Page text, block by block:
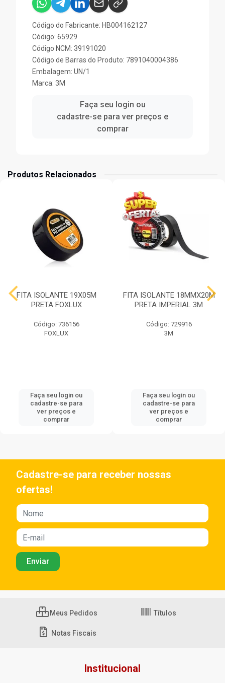
Código do Fabricante: HB004162127
Código: 65929
Código NCM: 39191020
Código de Barras do Produto: 7891040004386
Embalagem: UN/1
Marca: 3M
Faça seu login ou
cadastre-se para ver preços e
comprar
Produtos Relacionados
FITA ISOLANTE 19X05M
PRETA FOXLUX
Código: 736156
FOXLUX
Faça seu login ou
cadastre-se para
ver preços e
comprar
FITA ISOLANTE 18MMX20M
PRETA IMPERIAL 3M
Código: 729916
3M
Faça seu login ou
cadastre-se para
ver preços e
comprar
Cadastre-se para receber nossas
ofertas!
Meus Pedidos Títulos
Notas Fiscais
Institucional